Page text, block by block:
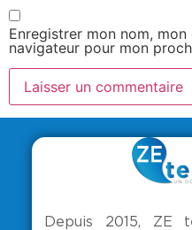
Enregistrer mon nom,
navigateur pour mon
Depuis 2015, ZE